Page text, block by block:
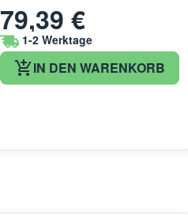
79,39 €
1-2 Werktage
IN DEN WARENKORB